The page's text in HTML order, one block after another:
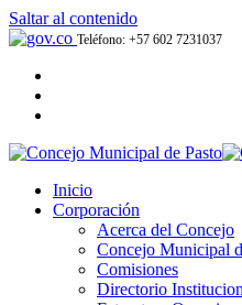
Saltar al contenido
Teléfono: +57 602 7231037
Inicio
Corporación
Acerca del Concejo
Concejo Municipal
Comisiones
Directorio